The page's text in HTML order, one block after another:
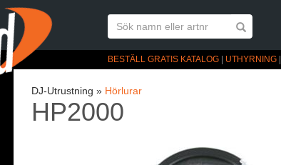
BESTÄLL GRATIS KATALOG UTHYRNING
DJ-Utrustning » Hörlurar
HP2000